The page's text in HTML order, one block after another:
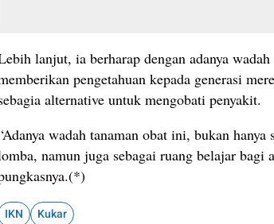
lanjut, ia berharap dengan adanya
pengetahuan kepada generasi
alternative untuk mengobati penyakit.
wadah tanaman obat ini, bukan
namun juga sebagai ruang belajar bagi
IKN Kukar